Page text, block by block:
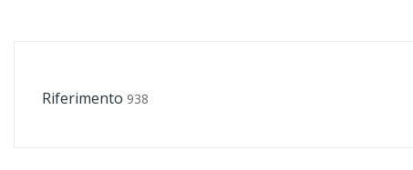
Riferimento 938